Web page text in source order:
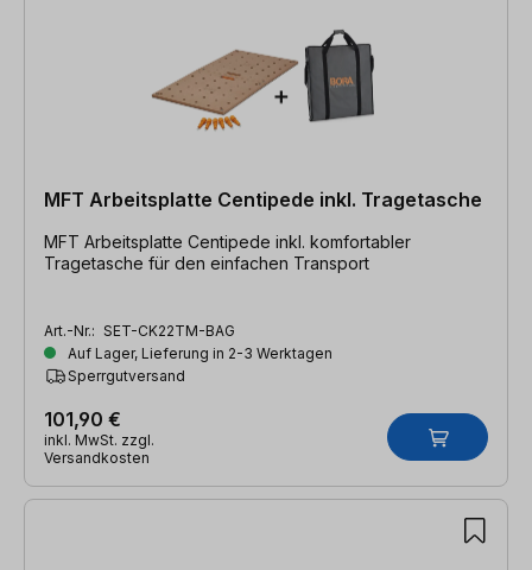
MFT Arbeitsplatte Centipede inkl. Tragetasche
MFT Arbeitsplatte Centipede inkl. komfortabler
Tragetasche für den einfachen Transport
Art.-Nr.: SET-CK22TM-BAG
Auf Lager, Lieferung in 2-3 Werktagen
Sperrgutversand
101,90 €
inkl. MwSt. zzgl.
Versandkosten